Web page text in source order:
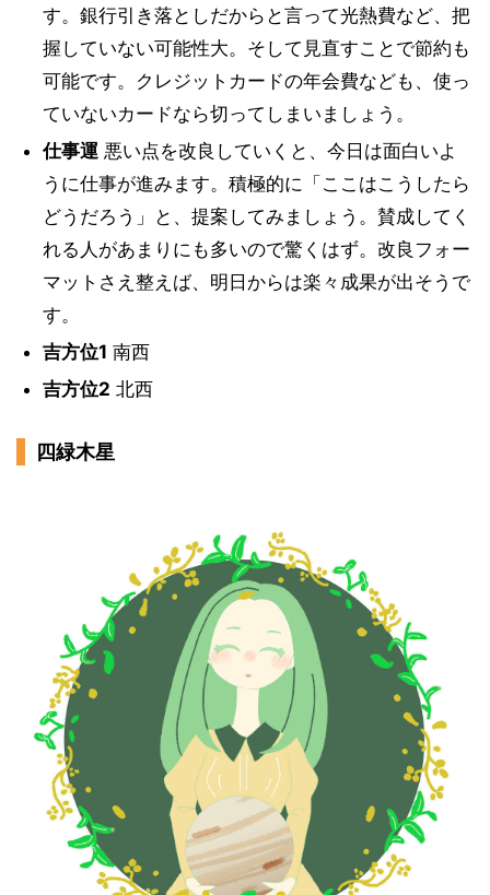
す。銀行引き落としだからと言って光熱費など、把
握していない可能性大。そして見直すことで節約も
可能です。クレジットカードの年会費なども、使っ
ていないカードなら切ってしまいましょう。
仕事運悪い点を改良していくと、今日は面白いよ
うに仕事が進みます。積極的に「ここはこうしたら
どうだろう」と、提案してみましょう。賛成してく
れる人があまりにも多いので驚くはず。改良フォー
マットさえ整えば、明日からは楽々成果が出そうで
す。
吉方位1 南西
吉方位2 北西
四緑木星